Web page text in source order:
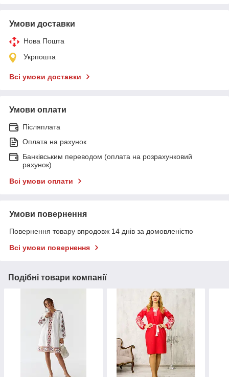
Умови доставки
Нова Пошта
Укрпошта
Всі умови доставки
Умови оплати
Післяплата
Оплата на рахунок
Банківським переводом (оплата на розрахунковий
рахунок)
Всі умови оплати
Умови повернення
Повернення товару впродовж 14 днів за домовленістю
Всі умови повернення
Подібні товари компанії